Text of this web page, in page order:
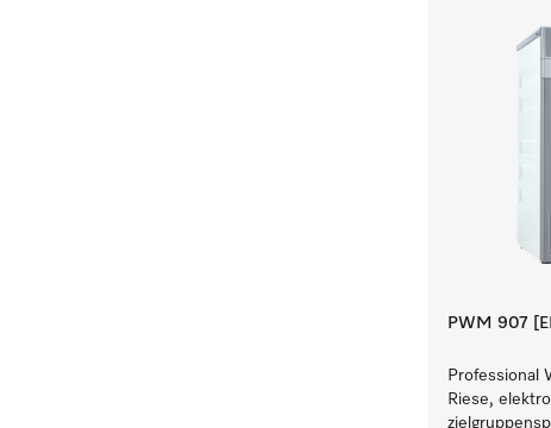
PWM 907
Professional
Riese,